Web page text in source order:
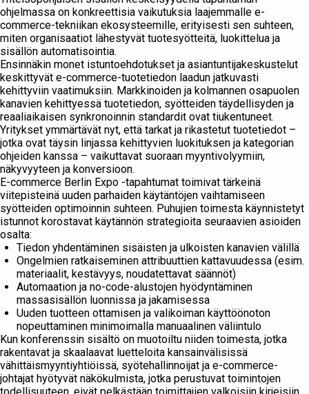
ohjelmassa on konkreettisia vaikutuksia laajemmalle e-
commerce-tekniikan ekosysteemille, erityisesti sen suhteen,
miten organisaatiot lähestyvät tuotesyötteitä, luokittelua ja
sisällön automatisointia.
Ensinnäkin monet istuntoehdotukset ja asiantuntijakeskustelut
keskittyvät e-commerce-tuotetiedon laadun jatkuvasti
kehittyviin vaatimuksiin. Markkinoiden ja kolmannen osapuolen
kanavien kehittyessä tuotetiedon, syötteiden täydellisyden ja
reaaliaikaisen synkronoinnin standardit ovat tiukentuneet.
Yritykset ymmärtävät nyt, että tarkat ja rikastetut tuotetiedot –
jotka ovat täysin linjassa kehittyvien luokituksen ja kategorian
ohjeiden kanssa – vaikuttavat suoraan myyntivolyymiin,
näkyvyyteen ja konversioon.
E-commerce Berlin Expo -tapahtumat toimivat tärkeinä
viitepisteinä uuden parhaiden käytäntöjen vaihtamiseen
syötteiden optimoinnin suhteen. Puhujien toimesta käynnistetyt
istunnot korostavat käytännön strategioita seuraavien asioiden
osalta:
Tiedon yhdentäminen sisäisten ja ulkoisten kanavien välillä
Ongelmien ratkaiseminen attribuuttien kattavuudessa (esim.
materiaalit, kestävyys, noudatettavat säännöt)
Automaation ja no-code-alustojen hyödyntäminen
massasisällön luonnissa ja jakamisessa
Uuden tuotteen ottamisen ja valikoiman käyttöönoton
nopeuttaminen minimoimalla manuaalinen väliintulo
Kun konferenssin sisältö on muotoiltu niiden toimesta, jotka
rakentavat ja skaalaavat luetteloita kansainvälisissä
vähittäismyyntiyhtiöissä, syötehallinnoijat ja e-commerce-
johtajat hyötyvät näkökulmista, jotka perustuvat toimintojen